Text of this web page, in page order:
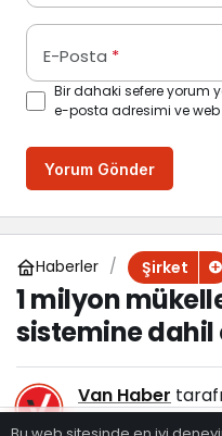
E-Posta *
Bir dahaki sefere yorum
e-posta adresimi ve web
Yorum Gönder
Haberler Şirket
1 milyon
sistemine dahil
Van Haber
26 Kasım 2024,